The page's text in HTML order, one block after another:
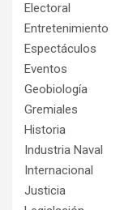
Electoral
Entretenimiento
Espectáculos
Eventos
Geobiología
Gremiales
Historia
Industria Naval
Internacional
Justicia